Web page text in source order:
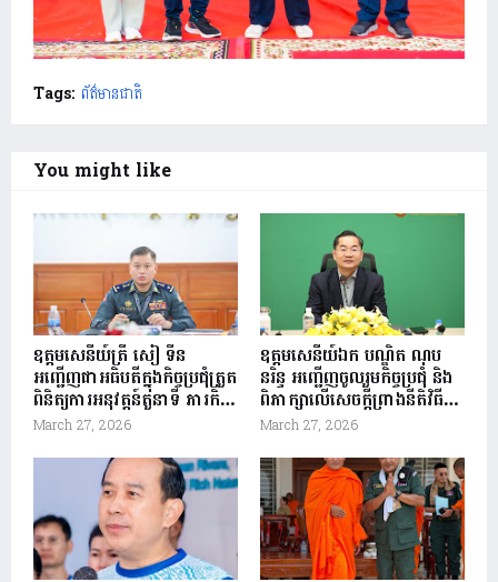
Tags: ព័ត៌មានជាតិ
You might like
ឧត្តមសេនីយ៍ត្រី សៀ ទីន
អញ្ជើញជាអធិបតីក្នុងកិច្ចប្រជុំត្រួត
ពិនិត្យការអនុវត្តន៍តួនាទី ភារកិច្ច
និងវឌ្ឍនភាពការងារ កងរាជ
មាសទី១ និងលើកទិសដៅ
សកម្មភាពការងារត្រីមាសទី២
ឆ្នាំ២០២៦
March 27, 2026
ឧត្តមសេនីយ៍ឯក បណ្ឌិត ណុប
នរិន្ទ អញ្ជើញចូលរួមកិច្ចប្រជុំ និង
ពិភាក្សាលើសេចក្តីព្រាងនីតិវិធី
ប្រតិបត្តិស្តង់ដា SOP នៃមជ្ឈ
សមាហរណកម្ម ក្រសួងមហាផ្ទៃ
March 27, 2026